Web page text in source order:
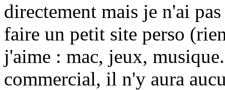
directement mais je n'ai
faire un petit site perso
j'aime : mac, jeux,
commercial, il n'y aura